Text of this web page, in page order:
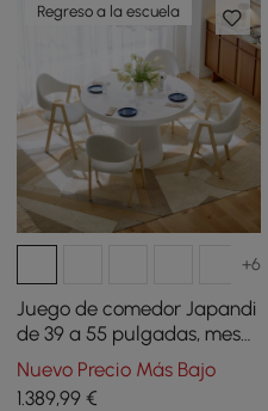
Regreso a la escuela
+6
Juego de comedor Japandi
de 39 a 55 pulgadas, mesa
de comedor extensible
blanca con 4 sillas
Nuevo Precio Más Bajo
1.389,99 €